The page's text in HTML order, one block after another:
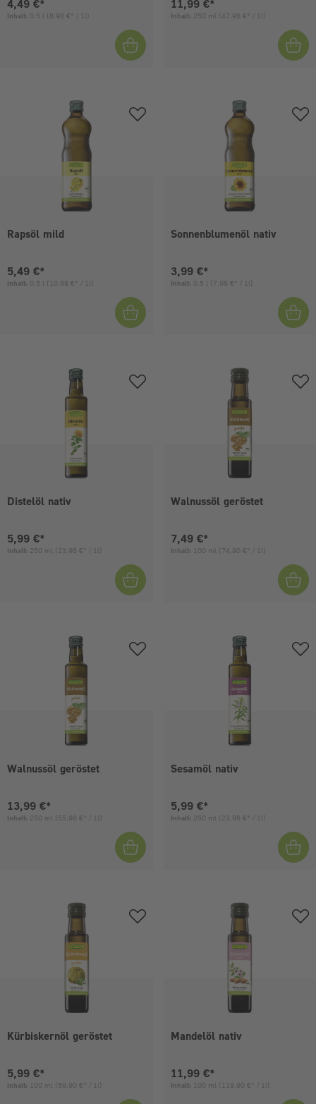
Aktueller Preis:
4,49 €*
Inhalt: 0.5 l (8,98 €* / 1l)
Aktueller Preis:
11,99 €*
Inhalt: 250 ml (47,96 €* / 1l)
Rapsöl mild
Aktueller Preis:
5,49 €*
Inhalt: 0.5 l (10,98 €* / 1l)
Sonnenblumenöl nativ
Aktueller Preis:
3,99 €*
Inhalt: 0.5 l (7,98 €* / 1l)
Distelöl nativ
Aktueller Preis:
5,99 €*
Inhalt: 250 ml (23,96 €* / 1l)
Walnussöl geröstet
Aktueller Preis:
7,49 €*
Inhalt: 100 ml (74,90 €* / 1l)
Walnussöl geröstet
Aktueller Preis:
13,99 €*
Inhalt: 250 ml (55,96 €* / 1l)
Sesamöl nativ
Aktueller Preis:
5,99 €*
Inhalt: 250 ml (23,96 €* / 1l)
Kürbiskernöl geröstet
Aktueller Preis:
5,99 €*
Inhalt: 100 ml (59,90 €* / 1l)
Mandelöl nativ
Aktueller Preis:
11,99 €*
Inhalt: 100 ml (119,90 €* / 1l)